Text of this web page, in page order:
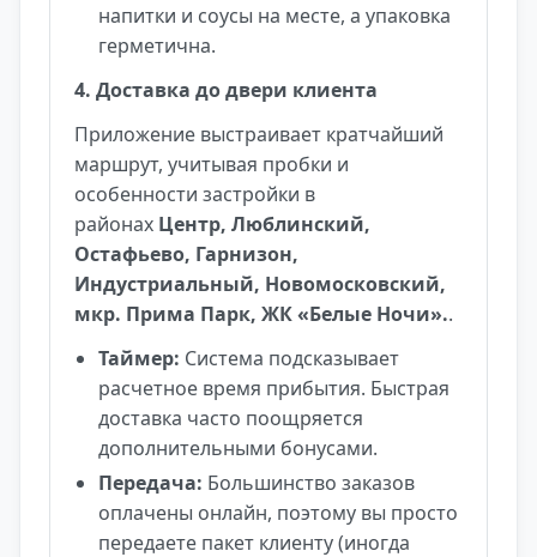
напитки и соусы на месте, а упаковка
герметична.
4. Доставка до двери клиента
Приложение выстраивает кратчайший
маршрут, учитывая пробки и
особенности застройки в
районах Центр, Люблинский,
Остафьево, Гарнизон,
Индустриальный, Новомосковский,
мкр. Прима Парк, ЖК «Белые Ночи»..
Таймер: Система подсказывает
расчетное время прибытия. Быстрая
доставка часто поощряется
дополнительными бонусами.
Передача: Большинство заказов
оплачены онлайн, поэтому вы просто
передаете пакет клиенту (иногда